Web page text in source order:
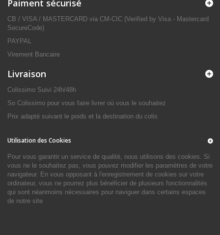
Paiment sécurisé
CB / VISA / MASTERCARD via CM-CIC (Verified by Visa - Mastercard
SecureCode)
PAYPAL
Virement Bancaire
Livraison
Colissimo Suivi 24h/48h
So Colissimo pour vous faire livrer où vous le souhaitez
Prix adapté suivant le poids et la destination du colis
Utilisation des Cookies
Pour vous garantir un service de qualité, nous utilisons des cookies. Si
vous ne le souhaitez pas, vous pouvez modifier les paramètres de votre
navigateur. En vous opposant à l'enregistrement de cookies sur votre
ordinateur, vous ne pourrez plus bénéficier de plusieurs fonctionnalités
qui sont néanmoins nécessaires pour naviguer dans certains espaces
de notre site